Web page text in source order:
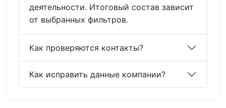
деятельности. Итоговый состав зависит
от выбранных фильтров.
Как проверяются контакты?
Как исправить данные компании?